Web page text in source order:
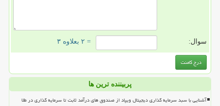
سوال: = ۲ بعلاوه ۳
پربیننده ترین ها
آشنایی با سبد سرمایه گذاری دیجیتال ویپاد از صندوق های درآمد ثابت تا سرمایه گذاری در طلا